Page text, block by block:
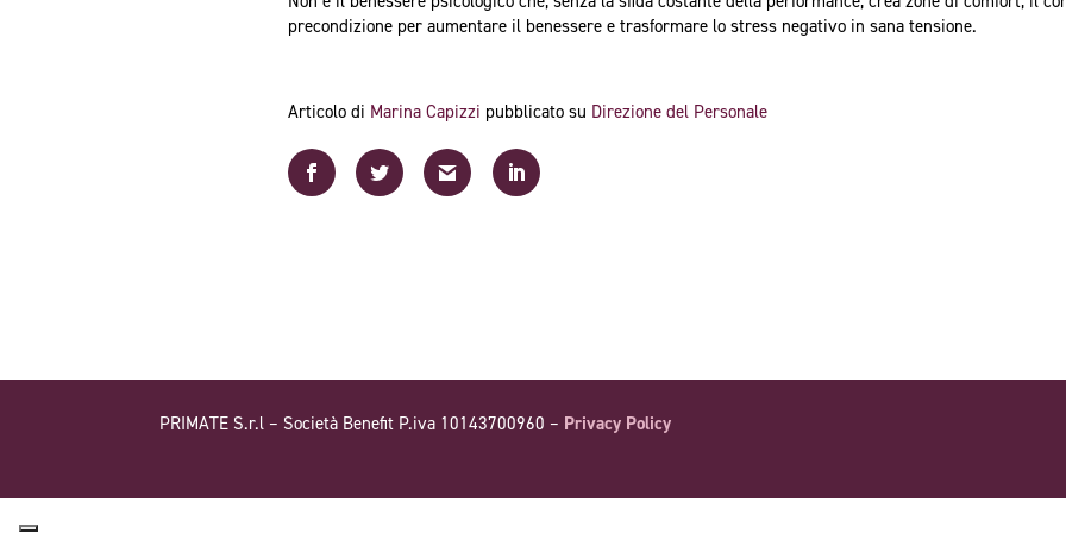
precondizione per aumentare il benessere e trasformare lo stress negativo in sana tensione.
Articolo di Marina Capizzi pubblicato su Direzione del Personale
PRIMATE S.r.l – Società Benefit P.iva 10143700960 – Privacy Policy